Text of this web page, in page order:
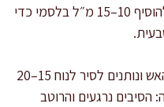
מ״ל מים חמים. לסיום, אפשר להוסיף 10–15 מ״ל בלסמי כדי
מנוחה לפני הגשה: מכבים את האש ונותנים לסיר לנוח 15–20
הסיבים נרגעים והרוטב